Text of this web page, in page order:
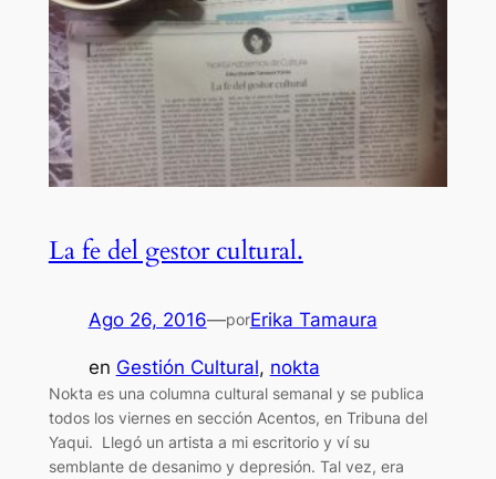
La fe del gestor cultural.
Ago 26, 2016—porErika Tamaura
en Gestión Cultural, nokta
Nokta es una columna cultural semanal y se publica
todos los viernes en sección Acentos, en Tribuna del
Yaqui. Llegó un artista a mi escritorio y ví su
semblante de desanimo y depresión. Tal vez, era